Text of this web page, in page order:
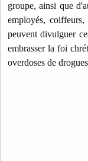
groupe, ainsi que
employés,
peuvent divulguer
embrasser la foi
overdoses de